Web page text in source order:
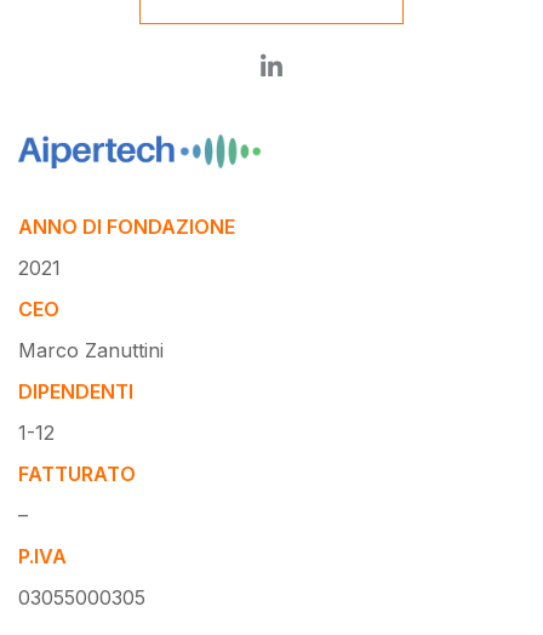
ANNO DI FONDAZIONE
2021
CEO
Marco Zanuttini
DIPENDENTI
1-12
FATTURATO
–
P.IVA
03055000305